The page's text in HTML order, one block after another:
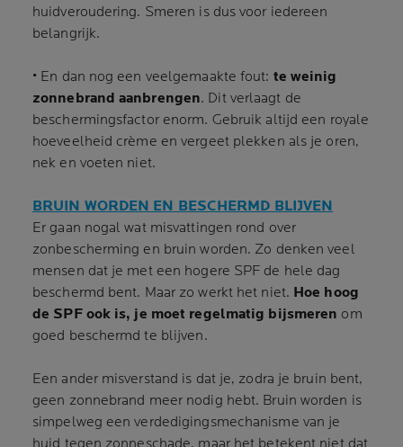
huidveroudering. Smeren is dus voor iedereen
belangrijk.
• En dan nog een veelgemaakte fout: te weinig
zonnebrand aanbrengen. Dit verlaagt de
beschermingsfactor enorm. Gebruik altijd een royale
hoeveelheid crème en vergeet plekken als je oren,
nek en voeten niet.
BRUIN WORDEN EN BESCHERMD BLIJVEN
Er gaan nogal wat misvattingen rond over
zonbescherming en bruin worden. Zo denken veel
mensen dat je met een hogere SPF de hele dag
beschermd bent. Maar zo werkt het niet. Hoe hoog
de SPF ook is, je moet regelmatig bijsmeren om
goed beschermd te blijven.
Een ander misverstand is dat je, zodra je bruin bent,
geen zonnebrand meer nodig hebt. Bruin worden is
simpelweg een verdedigingsmechanisme van je
huid tegen zonneschade, maar het betekent niet dat